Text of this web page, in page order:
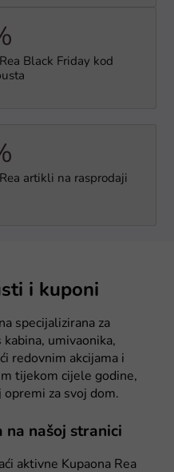
Black Friday kod
artikli na rasprodaji
i kuponi
specijalizirana za
umivaonika,
redovnim akcijama i
tijekom cijele godine,
za svoj dom.
na našoj stranici
aktivne Kupaona Rea